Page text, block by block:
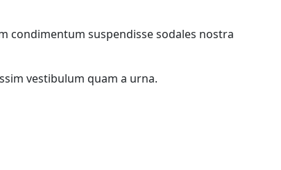
condimentum suspendisse sodales nostra
vestibulum quam a urna.